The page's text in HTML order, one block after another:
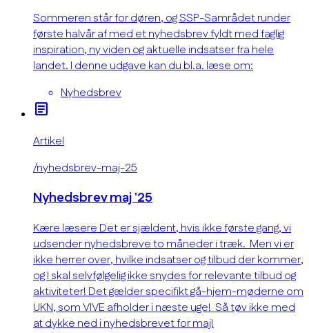
Sommeren står for døren, og SSP-Samrådet runder
første halvår af med et nyhedsbrev fyldt med faglig
inspiration, ny viden og aktuelle indsatser fra hele
landet. I denne udgave kan du bl.a. læse om:
Nyhedsbrev
article
Artikel
/nyhedsbrev-maj-25
Nyhedsbrev maj '25
Kære læsere Det er sjældent, hvis ikke første gang, vi
udsender nyhedsbreve to måneder i træk. Men vi er
ikke herrer over, hvilke indsatser og tilbud der kommer,
og I skal selvfølgelig ikke snydes for relevante tilbud og
aktiviteter! Det gælder specifikt gå-hjem-møderne om
UKN, som VIVE afholder i næste uge! Så tøv ikke med
at dykke ned i nyhedsbrevet for maj!